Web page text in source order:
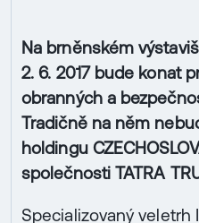
Na brněnském
2. 6. 2017 bude konat
obranných a
Tradičně na něm
holdingu
společnosti TATRA
Specializovaný veletrh